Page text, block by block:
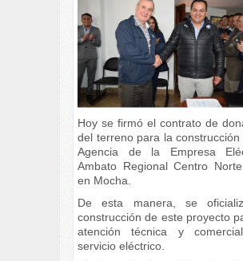
Hoy se firmó el contrato de
del terreno para la construcción
Agencia de la Empresa
Ambato Regional Centro
en Mocha.
De esta manera, se
construcción de este proyecto
atención técnica y
servicio eléctrico.